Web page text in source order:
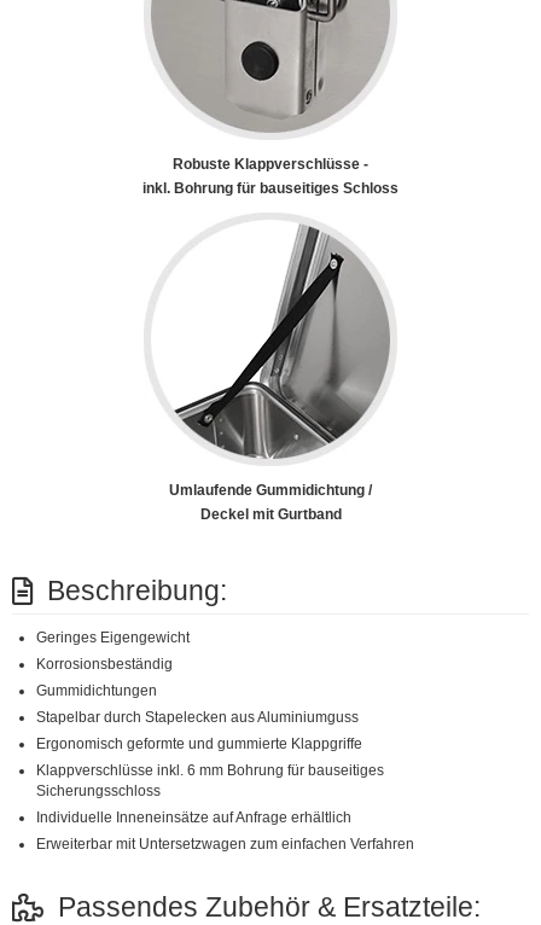
Robuste Klappverschlüsse -
inkl. Bohrung für bauseitiges Schloss
Umlaufende Gummidichtung /
Deckel mit Gurtband
Beschreibung:
Geringes Eigengewicht
Korrosionsbeständig
Gummidichtungen
Stapelbar durch Stapelecken aus Aluminiumguss
Ergonomisch geformte und gummierte Klappgriffe
Klappverschlüsse inkl. 6 mm Bohrung für bauseitiges
Sicherungsschloss
Individuelle Inneneinsätze auf Anfrage erhältlich
Erweiterbar mit Untersetzwagen zum einfachen Verfahren
Passendes Zubehör & Ersatzteile: